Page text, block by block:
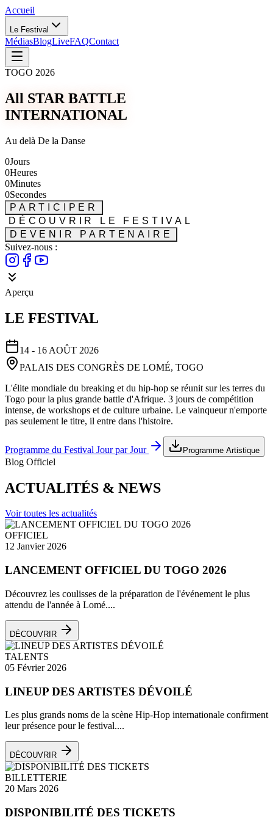
Accueil
Le Festival
MédiasBlogLiveFAQContact
TOGO 2026
All STAR BATTLE
INTERNATIONAL
Au delà De la Danse
0Jours
0Heures
0Minutes
0Secondes
PARTICIPER
DÉCOUVRIR LE FESTIVAL
DEVENIR PARTENAIRE
Suivez-nous :
Aperçu
LE FESTIVAL
14 - 16 AOÛT 2026
PALAIS DES CONGRÈS DE LOMÉ, TOGO
L'élite mondiale du breaking et du hip-hop se réunit sur les terres du
Togo pour la plus grande battle d'Afrique. 3 jours de compétition
intense, de workshops et de culture urbaine. Le vainqueur n'emporte
pas seulement le titre, il entre dans l'histoire.
Programme du Festival Jour par Jour Programme Artistique
Blog Officiel
ACTUALITÉS & NEWS
Voir toutes les actualités
OFFICIEL
12 Janvier 2026
LANCEMENT OFFICIEL DU TOGO 2026
Découvrez les coulisses de la préparation de l'événement le plus
attendu de l'année à Lomé....
DÉCOUVRIR
TALENTS
05 Février 2026
LINEUP DES ARTISTES DÉVOILÉ
Les plus grands noms de la scène Hip-Hop internationale confirment
leur présence pour le festival....
DÉCOUVRIR
BILLETTERIE
20 Mars 2026
DISPONIBILITÉ DES TICKETS